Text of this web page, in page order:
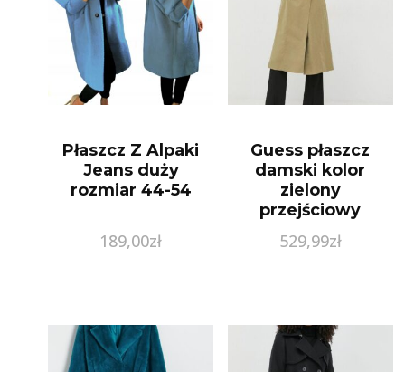
Płaszcz Z Alpaki
Jeans duży
rozmiar 44-54
189,00zł
Guess płaszcz
damski kolor
zielony
przejściowy
529,99zł